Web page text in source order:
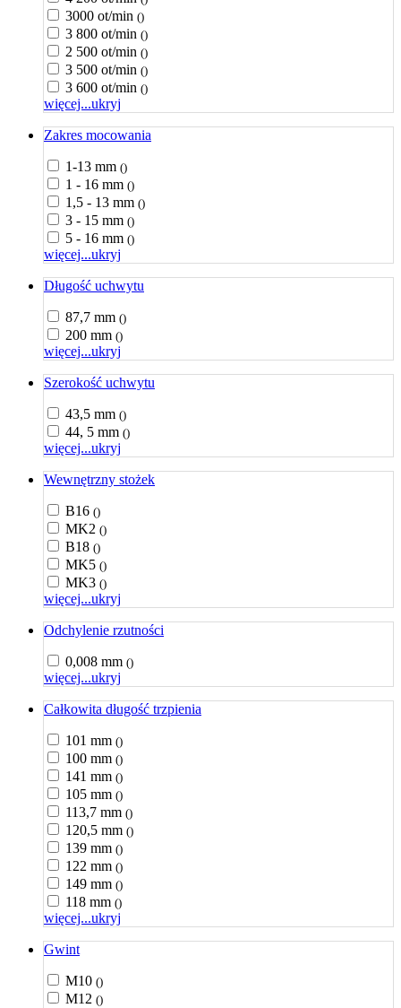
3000 ot/min ()
3 800 ot/min ()
2 500 ot/min ()
3 500 ot/min ()
3 600 ot/min ()
więcej...ukryj
Zakres mocowania
1-13 mm ()
1 - 16 mm ()
1,5 - 13 mm ()
3 - 15 mm ()
5 - 16 mm ()
więcej...ukryj
Długość uchwytu
87,7 mm ()
200 mm ()
więcej...ukryj
Szerokość uchwytu
43,5 mm ()
44, 5 mm ()
więcej...ukryj
Wewnętrzny stożek
B16 ()
MK2 ()
B18 ()
MK5 ()
MK3 ()
więcej...ukryj
Odchylenie rzutności
0,008 mm ()
więcej...ukryj
Całkowita długość trzpienia
101 mm ()
100 mm ()
141 mm ()
105 mm ()
113,7 mm ()
120,5 mm ()
139 mm ()
122 mm ()
149 mm ()
118 mm ()
więcej...ukryj
Gwint
M10 ()
M12 ()